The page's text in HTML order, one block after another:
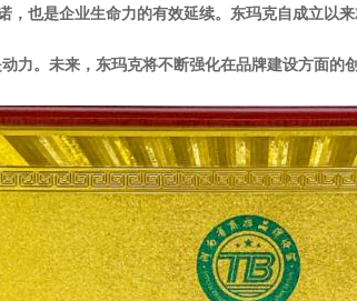
也是企业生命力的有效延续。东玛克自成立以
力。未来，东玛克将不断强化在品牌建设方面